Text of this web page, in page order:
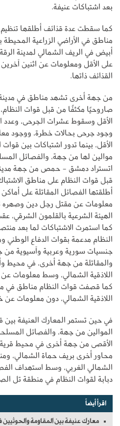
بعد اشتباكات عنيفة.
كما سقطت عدة قذائف أطلقها
مناطق في الأراضي الزراعية
أبيض في الريف الشمالي لمدينة
على الأقل ومعلومات عن اثنين
القذائف ذاتها.
من جهة أخرى تشهد مناطق في
صاروحيًا مكثفًا من قبل قوات
الأقل وسقوط عشرات الجرحى، وعدد
وجود جرحى بحالات خطرة، ووجود
الأقل، بينما تدور اشتباكات بين
موالين لها من جهة، والفصائل
اتستراد دمشق - حمص من جهة
قبل قوات النظام على مناطق
أطلقتها الفصائل المقاتلة على
معلومات عن مقتل رجل دين وصهره
الهيئة الشرعية بالقلمون الشرقي،
كما استمرت الاشتباكات لما بعد
النظام مدعمة بقوات الدفاع
جنسيات سورية وعربية وآسيوية من
والمقاتلة من جهة أخرى، في محيط
اللاذقية الشمالي، وسط معلومات
كما قصفت قوات النظام مناطق في
اللاذقية الشمالي، دون معلومات
في حين تستمر المعارك العنيفة بين
الموالين من جهة، والفصائل
الأقصى من جهة أخرى في محيط
محاور أخرى بريف حماة الشمالي،
الشمالي الغربي، وسط استهداف
دبابة لقوات النظام في منطقة تل
اقرأ أيضاً
معارك عنيفة بين المقاومة